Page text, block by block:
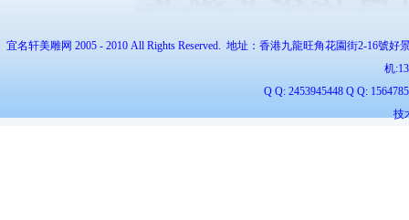
宜名轩美雕网 2005 - 2010 All Rights Reserved. 地址：香港九龍旺角花園街2-16號好
机:
Q Q: 2453945448 Q Q:
技